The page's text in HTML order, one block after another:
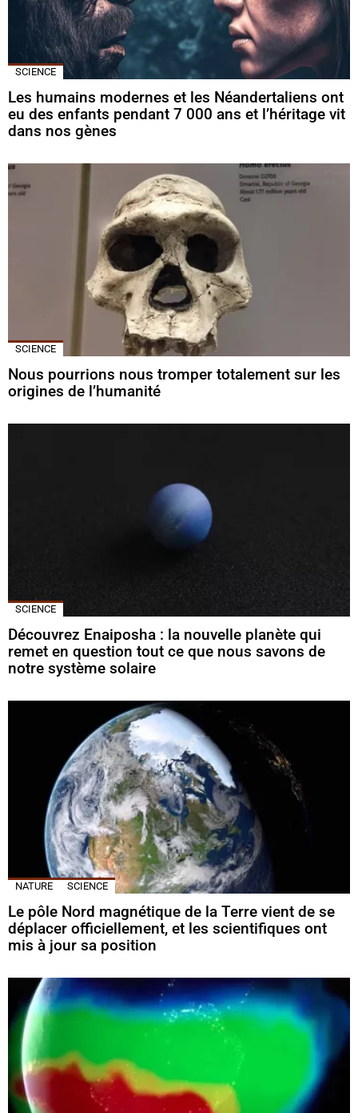
SCIENCE
Les humains modernes et les Néandertaliens ont
eu des enfants pendant 7 000 ans et l’héritage vit
dans nos gènes
SCIENCE
Nous pourrions nous tromper totalement sur les
origines de l’humanité
SCIENCE
Découvrez Enaiposha : la nouvelle planète qui
remet en question tout ce que nous savons de
notre système solaire
NATURE SCIENCE
Le pôle Nord magnétique de la Terre vient de se
déplacer officiellement, et les scientifiques ont
mis à jour sa position